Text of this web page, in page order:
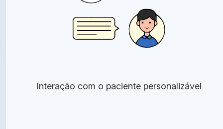
Interação com o paciente personalizável